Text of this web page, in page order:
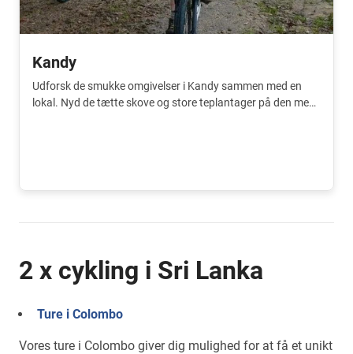
Kandy
Udforsk de smukke omgivelser i Kandy sammen med en
lokal. Nyd de tætte skove og store teplantager på den mest
2 x cykling i Sri Lanka
Ture i Colombo
Vores ture i Colombo giver dig mulighed for at få et unikt